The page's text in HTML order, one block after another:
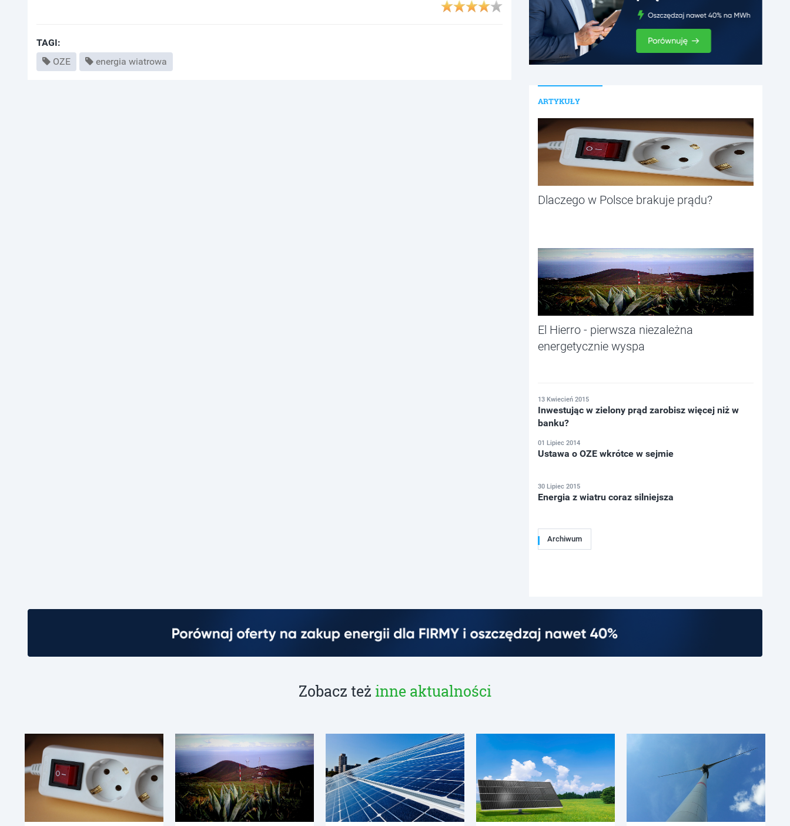
TAGI:
OZE
energia wiatrowa
ARTYKUŁY
Dlaczego w Polsce brakuje prądu?
El Hierro - pierwsza niezależna
energetycznie wyspa
13 Kwiecień 2015
Inwestując w zielony prąd zarobisz więcej niż w
banku?
01 Lipiec 2014
Ustawa o OZE wkrótce w sejmie
30 Lipiec 2015
Energia z wiatru coraz silniejsza
Archiwum
Zobacz też inne aktualności